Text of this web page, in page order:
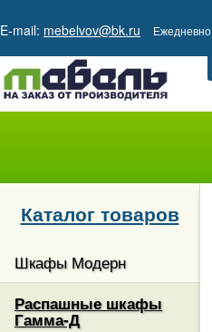
E-mail: mebelvov@bk.ru Ежедневно
Каталог товаров
Шкафы Модерн
Распашные шкафы
Гамма-Д